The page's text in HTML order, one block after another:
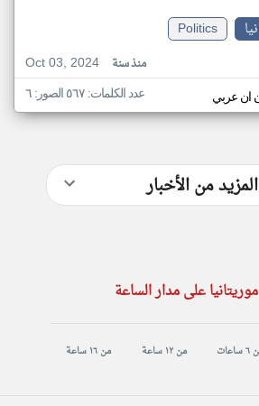
Politics
Oct 03, 2024
منذ سنة
ان عربي عدد الكلمات: ٥٦٧ الصور: ٦
المزيد من الأخبار
على مدار الساعة
من ١٢ ساعة من ١٦ ساعة